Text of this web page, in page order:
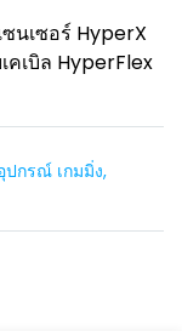
นเซอร์ HyperX
คเบิล HyperFlex
ปกรณ์ เกมมิ่ง,